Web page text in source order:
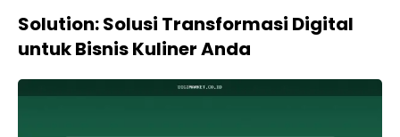
Solution: Solusi Transformasi Digital
untuk Bisnis Kuliner Anda